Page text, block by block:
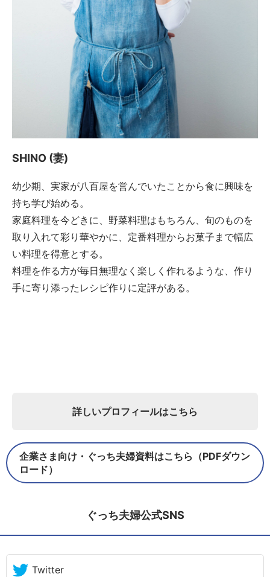
SHINO (妻)
幼少期、実家が八百屋を営んでいたことから食に興味を
持ち学び始める。
家庭料理を今どきに、野菜料理はもちろん、旬のものを
取り入れて彩り華やかに、定番料理からお菓子まで幅広
い料理を得意とする。
料理を作る方が毎日無理なく楽しく作れるような、作り
手に寄り添ったレシピ作りに定評がある。
詳しいプロフィールはこちら
企業さま向け・ぐっち夫婦資料はこちら（PDFダウン
ロード）
ぐっち夫婦公式SNS
Twitter